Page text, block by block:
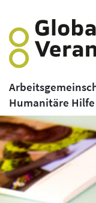
Humanitäre Hilfe